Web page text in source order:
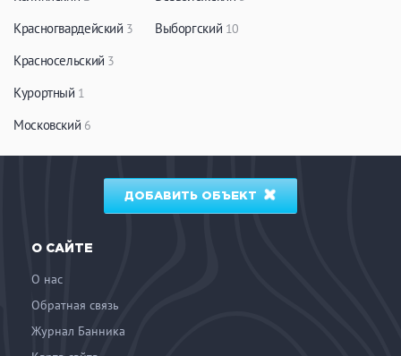
Красногвардейский 3
Красносельский 3
Курортный 1
Московский 6
Выборгский 10
ДОБАВИТЬ ОБЪЕКТ
О САЙТЕ
О нас
Обратная связь
Журнал Банника